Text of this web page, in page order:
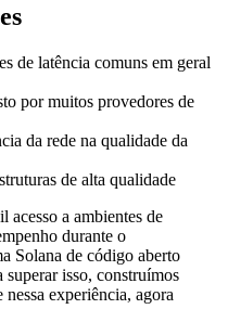
de latência comuns em geral
por muitos provedores de
da rede na qualidade da
de alta qualidade
acesso a ambientes de
durante o
Solana de código aberto
isso, construímos
experiência, agora